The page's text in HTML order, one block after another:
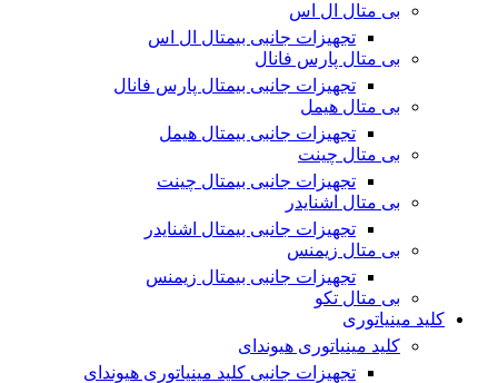
بی متال ال اس
تجهیزات جانبی بیمتال ال اس
بی متال پارس فانال
تجهیزات جانبی بیمتال پارس فانال
بی متال هیمل
تجهیزات جانبی بیمتال هیمل
بی متال چینت
تجهیزات جانبی بیمتال چینت
بی متال اشنایدر
تجهیزات جانبی بیمتال اشنایدر
بی متال زیمنس
تجهیزات جانبی بیمتال زیمنس
بی متال تکو
کلید مینیاتوری
کلید مینیاتوری هیوندای
تجهیزات جانبی کلید مینیاتوری هیوندای